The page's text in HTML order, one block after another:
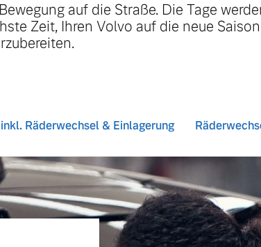
auf die Straße. Die Tage
Zeit, Ihren Volvo auf die neue Saison
Räderwechsel & Einlagerung